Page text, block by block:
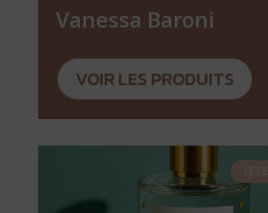
Vanessa Baroni
VOIR LES PRODUITS
LES